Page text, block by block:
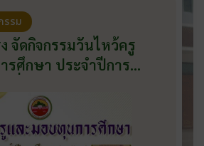
รรม
ง จัดกิจกรรมวันไหว้ครู
รศึกษา ประจำปีการ
ที่ 11 มิถุนายน 2569